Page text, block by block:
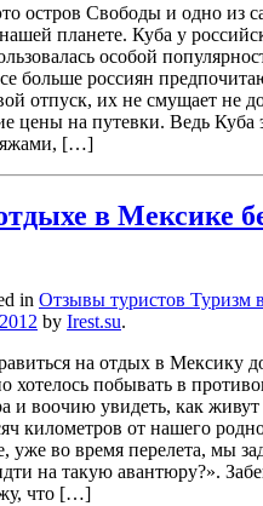
остров Свободы и одно из
планете. Куба у
особой
больше россиян
отпуск, их не смущает не
цены на путевки. Ведь Куба
[…]
в Мексике
in Отзывы туристов Туризм
by Irest.su.
на отдых в Мексику
хотелось побывать в
и воочию увидеть, как
километров от нашего
уже во время перелета, мы
на такую авантюру?».
что […]